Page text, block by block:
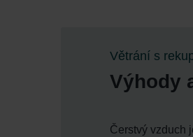
Větrání s
Výhody
Čerstvý vzduch